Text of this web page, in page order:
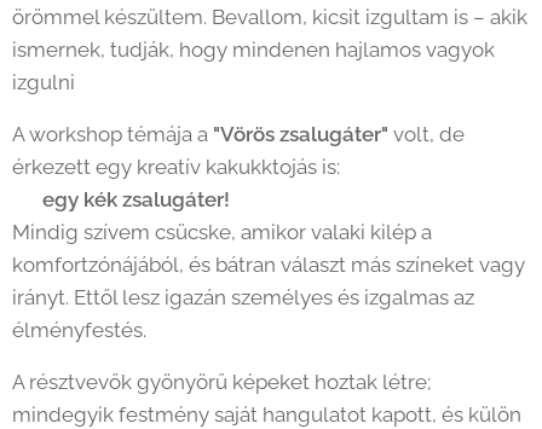
örömmel készültem. Bevallom, kicsit izgultam is – akik
ismernek, tudják, hogy mindenen hajlamos vagyok
izgulni 😄
A workshop témája a "Vörös zsalugáter" volt, de
érkezett egy kreatív kakukktojás is:
egy kék zsalugáter!
Mindig szívem csücske, amikor valaki kilép a
komfortzónájából, és bátran választ más színeket vagy
irányt. Ettől lesz igazán személyes és izgalmas az
élményfestés.
A résztvevők gyönyörű képeket hoztak létre;
mindegyik festmény saját hangulatot kapott, és külön